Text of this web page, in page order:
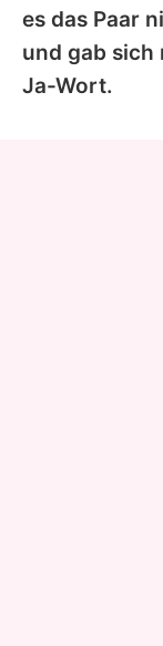
es das Paar
und gab sich
Ja-Wort.